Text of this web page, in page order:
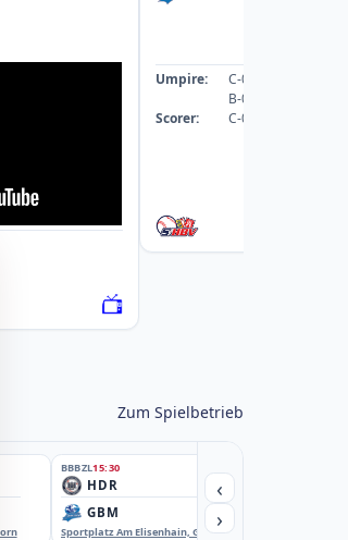
Umpire:
C-089059-UMP-BB
B-078542-UMP-BB
Scorer:
C-069253-SCO
Zum Spielbetrieb
BBBZL15:30
HDR
GBM
Sportplatz Am Elisenhain, Greifswald-Eldena
Förde Ballpark (Kilia-
‹
›